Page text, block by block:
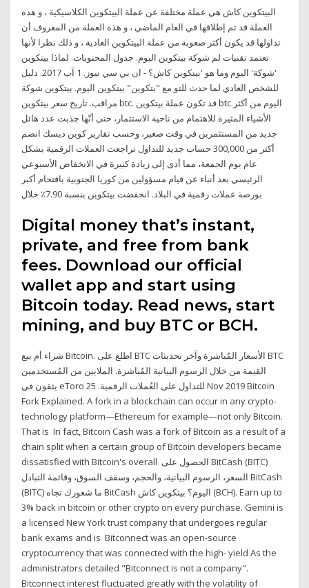
البيتكوين كاش هي عملة مختلفة عن عملة البيتكوين الكلاسيكية ، و هذه
العملة قد تم إطلاقها في العام الماضي ، و هذه العملة من المعروف أن
تداولها قد يكون أكثر صعوبة من عملة البيتكوين العادية ، و ذلك نظرا لأنها
تعتمد تقنيات لم شوكة بيتكوين اليوم. جدول المحتويات. لماذا بيتكوين
'شوكة' اليوم وما هو 'بيتكوين كاش؟ - ان بي سي نيوز. 1 آب 2017. دليل
للشخص العادي لما حدث للتو مع "بتكوين" بيتكوين اليوم. بيتكوين شوكة
مراقب. تاريخ سعر بيتكوين btc. قد تكون عملة بيتكوين btc اليوم من أكثر
الأشياء المثيرة للاهتمام من ناحية الاستثمار، حتى أنّها جذبت عدد هائل
جديد من المستثمرين في وقت صغير، وحسب تقارير كوين ديسك انضم
أكثر من 300,000 حساب جديد للتداول تراجعت العملات الرقمية بشكل
عام يوم الجمعة، مما أدى إلى زيادة كبيرة في الانخفاض الأسبوعي
الرئيسي بعد أنباء عن قيام مسؤولين من كوريا الجنوبية باقتحام أكبر
بورصة عملات رقمية في البلاد. انخفضت بيتكوين بنسبة 7.90٪ خلال
Digital money that’s instant,
private, and free from bank
fees. Download our official
wallet app and start using
Bitcoin today. Read news, start
mining, and buy BTC or BCH.
شراء أم بيع Bitcoin. اطلع على BTC الأسعار المُباشرة وآخر تحديثات BTC
القيمة من خلال الرسوم البيانية المُباشرة. الملايين من المُستخدمين
يثقون في eToro للتداول على العُملات الرقمية. 25 Nov 2019 Bitcoin
Fork Explained. A fork in a blockchain can occur in any crypto-
technology platform—Ethereum for example—not only Bitcoin.
That is In fact, Bitcoin Cash was a fork of Bitcoin as a result of a
chain split when a certain group of Bitcoin developers became
dissatisfied with Bitcoin's overall الحصول على BitCash (BITC)
السعر، الرسوم البيانية، والحجم، وسقف السوق، وقائمة التبادل BitCash
(BITC) ما شعورك تجاه BitCash اليوم؟ بيتكوين كاش (BCH). Earn up to
3% back in bitcoin or other crypto on every purchase. Gemini is
a licensed New York trust company that undergoes regular
bank exams and is Bitconnect was an open-source
cryptocurrency that was connected with the high- yield As the
administrators detailed "Bitconnect is not a company".
Bitconnect interest fluctuated greatly with the volatility of